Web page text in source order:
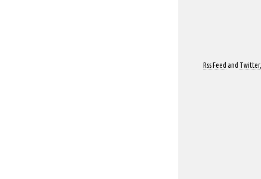
Rss Feed and Twitter,